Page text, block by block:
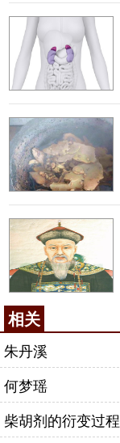
相关
朱丹溪
何梦瑶
柴胡剂的衍变过程